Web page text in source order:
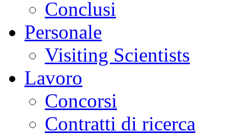
Conclusi
Personale
Visiting Scientists
Lavoro
Concorsi
Contratti di ricerca